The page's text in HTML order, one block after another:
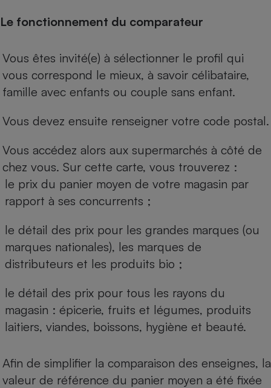
Le fonctionnement du comparateur
Vous êtes invité(e) à sélectionner le profil qui
vous correspond le mieux, à savoir célibataire,
famille avec enfants ou couple sans enfant.
Vous devez ensuite renseigner votre code postal.
Vous accédez alors aux supermarchés à côté de
chez vous. Sur cette carte, vous trouverez :
le prix du panier moyen de votre magasin par
rapport à ses concurrents ;
le détail des prix pour les grandes marques (ou
marques nationales), les marques de
distributeurs et les produits bio ;
le détail des prix pour tous les rayons du
magasin : épicerie, fruits et légumes, produits
laitiers, viandes, boissons, hygiène et beauté.
Afin de simplifier la comparaison des enseignes, la
valeur de référence du panier moyen a été fixée